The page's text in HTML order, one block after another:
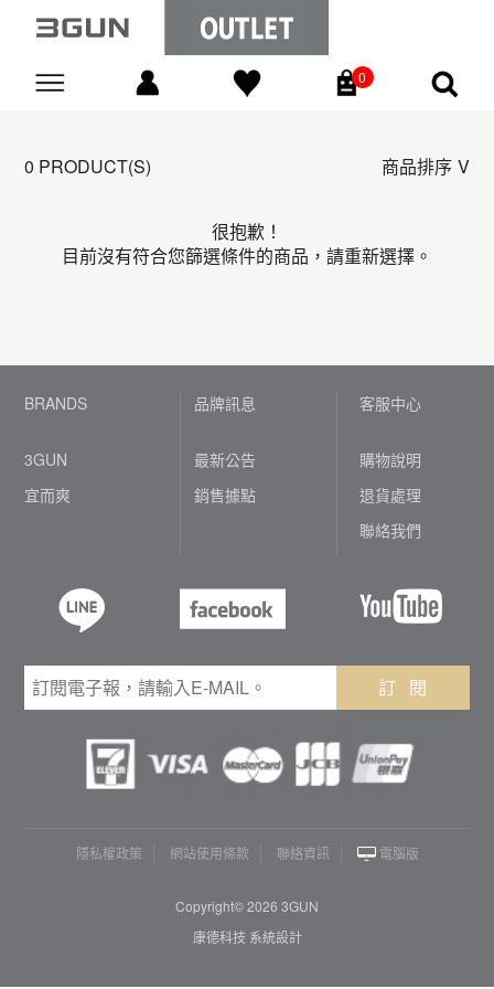
0
0 PRODUCT(S) 商品排序
很抱歉！
目前沒有符合您篩選條件的商品，請重新選擇。
BRANDS
3GUN
宜而爽
品牌訊息
最新公告
銷售據點
客服中心
購物說明
退貨處理
聯絡我們
訂 閱
隱私權政策 網站使用條款 聯絡資訊 電腦版
Copyright© 2026 3GUN
康德科技 系統設計